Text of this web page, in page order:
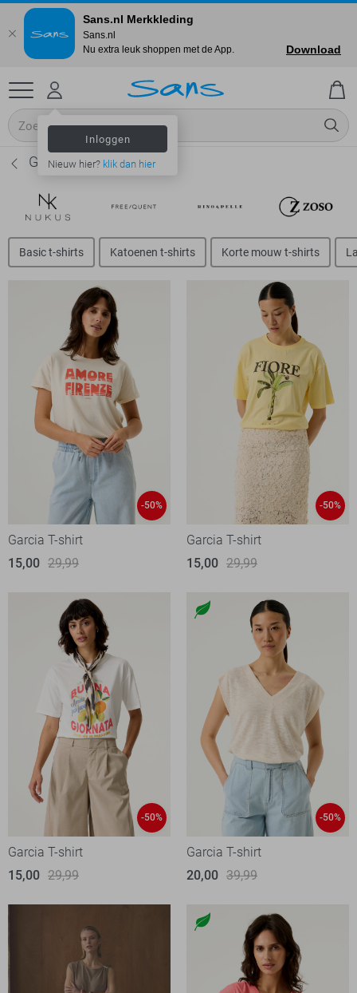
Inloggen
Nieuw hier? klik dan hier
Garcia T-shirts - Dames
Basic t-shirts Katoenen t-shirts Korte mouw t-shirts
-50%
Garcia T-shirt
15,00 29,99
-50%
Garcia T-shirt
15,00 29,99
-50%
Garcia T-shirt
15,00 29,99
-50%
Garcia T-shirt
20,00 39,99
Sans.nl Merkkleding
Sans.nl
Nu extra leuk shoppen met de App.
Download